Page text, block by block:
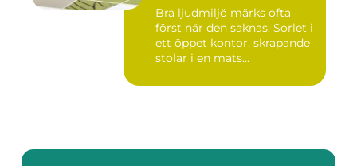
Bra ljudmiljö märks ofta
först när den saknas. Sorlet i
ett öppet kontor, skrapande
stolar i en mats...